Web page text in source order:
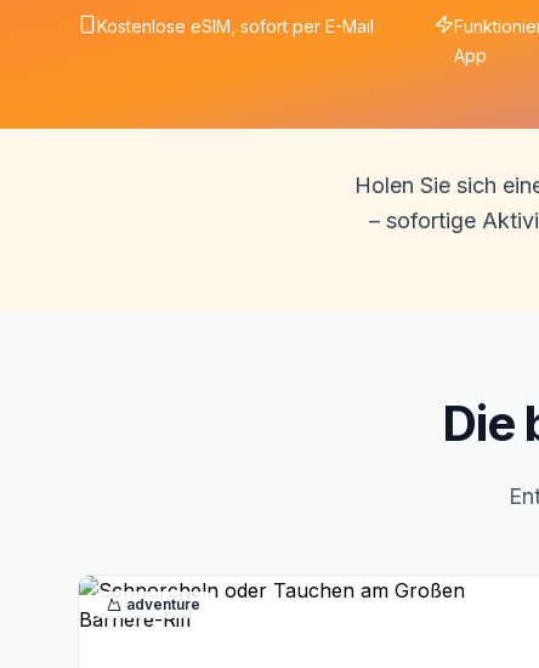
Kostenlose eSIM, sofort per E-Mail
App
Holen Sie sich
– sofortige
Die
adventure